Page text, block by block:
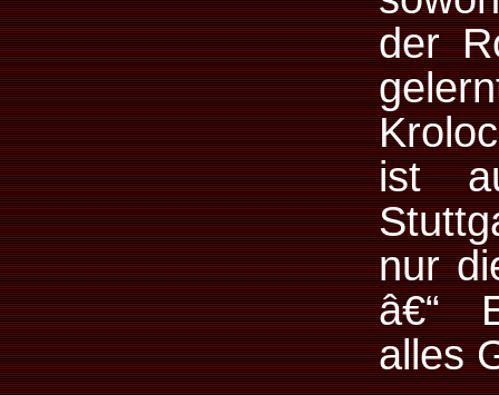
der
ist
nur
â€“
alles